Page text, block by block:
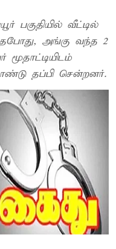
பகுதியில் வீட்டில்
அங்கு வந்த 2
தப்பி சென்றனர்.